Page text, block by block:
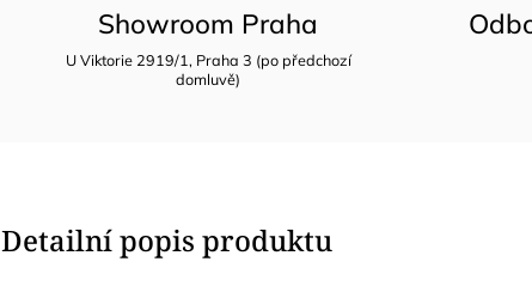
Showroom Praha
U Viktorie 2919/1, Praha 3 (po předchozí
domluvě)
Detailní popis produktu